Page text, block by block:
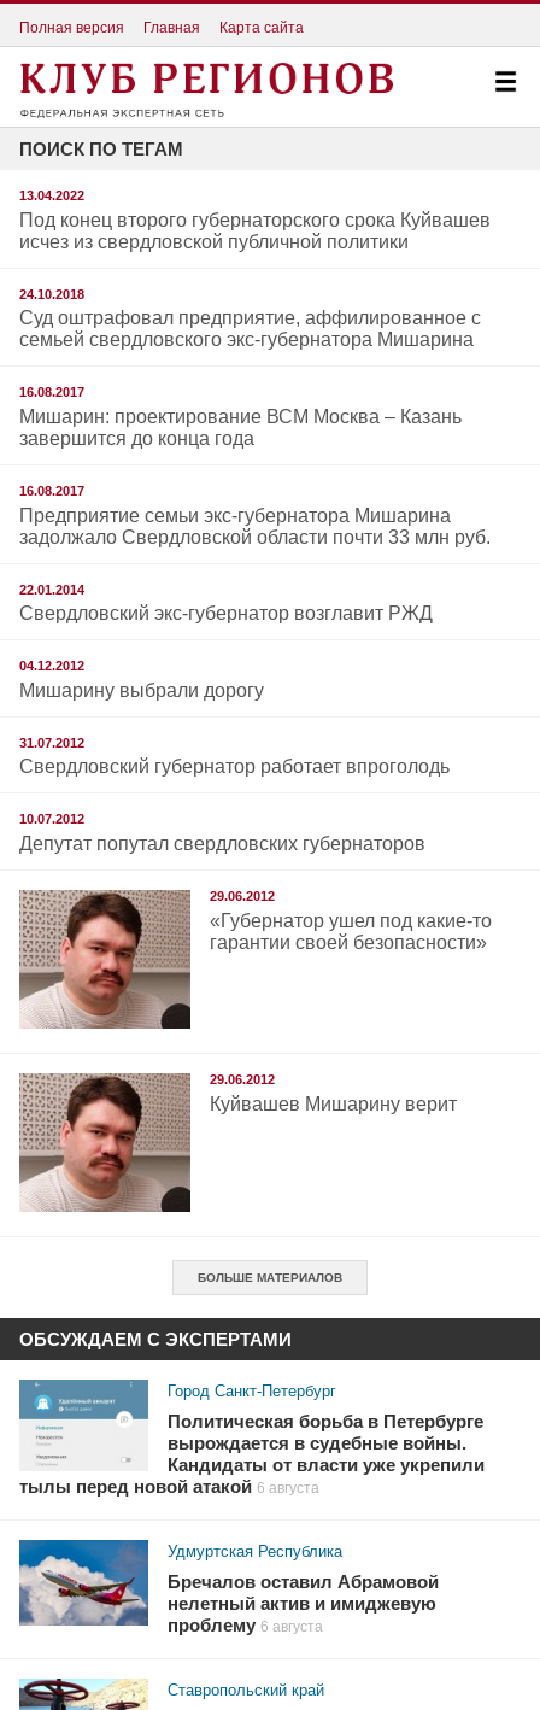
Полная версия Главная Карта сайта
ПОИСК ПО ТЕГАМ
13.04.2022
Под конец второго губернаторского срока Куйвашев
исчез из свердловской публичной политики
24.10.2018
Суд оштрафовал предприятие, аффилированное с
семьей свердловского экс-губернатора Мишарина
16.08.2017
Мишарин: проектирование ВСМ Москва – Казань
завершится до конца года
16.08.2017
Предприятие семьи экс-губернатора Мишарина
задолжало Свердловской области почти 33 млн руб.
22.01.2014
Свердловский экс-губернатор возглавит РЖД
04.12.2012
Мишарину выбрали дорогу
31.07.2012
Свердловский губернатор работает впроголодь
10.07.2012
Депутат попутал свердловских губернаторов
29.06.2012
«Губернатор ушел под какие-то
гарантии своей безопасности»
29.06.2012
Куйвашев Мишарину верит
БОЛЬШЕ МАТЕРИАЛОВ
ОБСУЖДАЕМ С ЭКСПЕРТАМИ
Город Санкт-Петербург
Политическая борьба в Петербурге
вырождается в судебные войны.
Кандидаты от власти уже укрепили
тылы перед новой атакой 6 августа
Удмуртская Республика
Бречалов оставил Абрамовой
нелетный актив и имиджевую
проблему 6 августа
Ставропольский край